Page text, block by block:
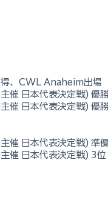
、CWL Anaheim出場
日本代表決定戦) 優
日本代表決定戦) 優
日本代表決定戦) 準
日本代表決定戦) 3位